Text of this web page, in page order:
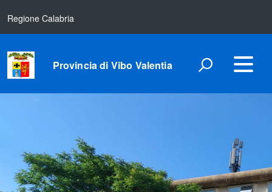
Regione Calabria
Provincia di Vibo Valentia